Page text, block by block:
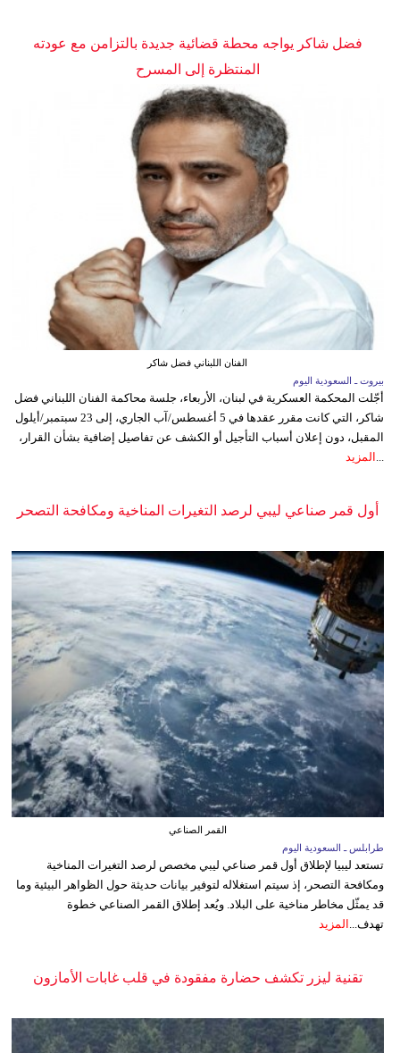
فضل شاكر يواجه محطة قضائية جديدة بالتزامن مع عودته
المنتظرة إلى المسرح
الفنان اللبناني فضل شاكر
بيروت ـ السعودية اليوم
أجّلت المحكمة العسكرية في لبنان، الأربعاء، جلسة محاكمة الفنان اللبناني فضل
شاكر، التي كانت مقرر عقدها في 5 أغسطس/آب الجاري، إلى 23 سبتمبر/أيلول
المقبل، دون إعلان أسباب التأجيل أو الكشف عن تفاصيل إضافية بشأن القرار،
المزيد
أول قمر صناعي ليبي لرصد التغيرات المناخية ومكافحة التصحر
القمر الصناعي
طرابلس ـ السعودية اليوم
تستعد ليبيا لإطلاق أول قمر صناعي ليبي مخصص لرصد التغيرات المناخية
ومكافحة التصحر، إذ سيتم استغلاله لتوفير بيانات حديثة حول الظواهر البيئية وما
قد يمثّل مخاطر مناخية على البلاد. ويُعد إطلاق القمر الصناعي خطوة
تهدف... المزيد
تقنية ليزر تكشف حضارة مفقودة في قلب غابات الأمازون